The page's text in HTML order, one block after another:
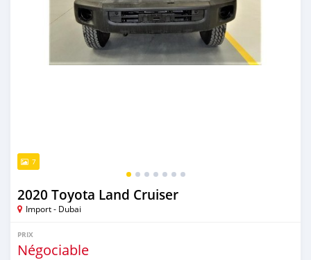
7
2020 Toyota Land Cruiser
Import - Dubai
PRIX
Négociable